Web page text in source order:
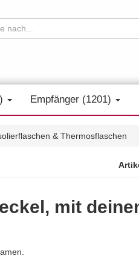
Empfänger (1201)
& Thermosflaschen
mit